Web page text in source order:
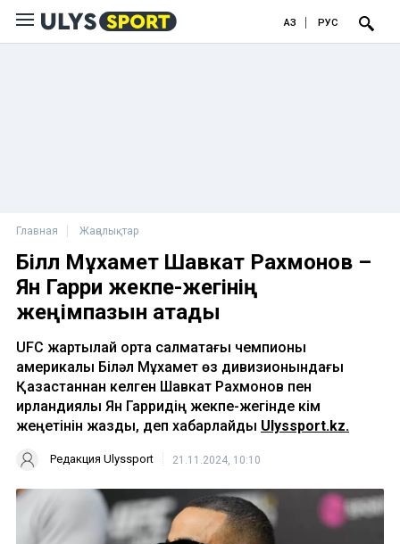
ҚАЗ РУС
Главная Жаңалықтар
Біләл Мұхамет Шавкат Рахмонов –
Ян Гарри жекпе-жегінің
жеңімпазын атады
UFC жартылай орта салмақтағы чемпионы
америкалық Біләл Мұхамет өз дивизионындағы
Қазақстаннан келген Шавкат Рахмонов пен
ирландиялық Ян Гарридің жекпе-жегінде кім
жеңетінін жазды, деп хабарлайды Ulyssport.kz.
Редакция Ulyssport 21.11.2024, 10:10